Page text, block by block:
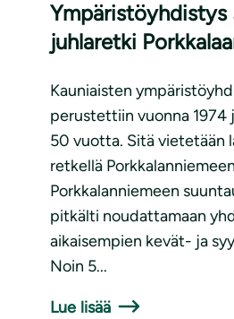
juhlaretki
Kauniaisten
perustettiin vuonna 1974
50 vuotta. Sitä vietetään
retkellä
Porkkalanniemeen
pitkälti noudattamaan
aikaisempien kevät- ja
Noin 5...
Lue lisää